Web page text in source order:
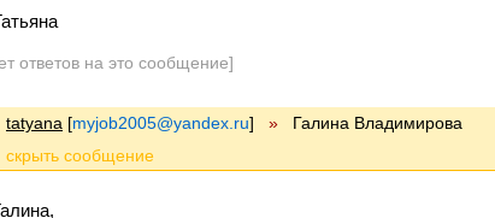
ответов на это сообщение]
tatyana [myjob2005@yandex.ru] » Галина Владимирова